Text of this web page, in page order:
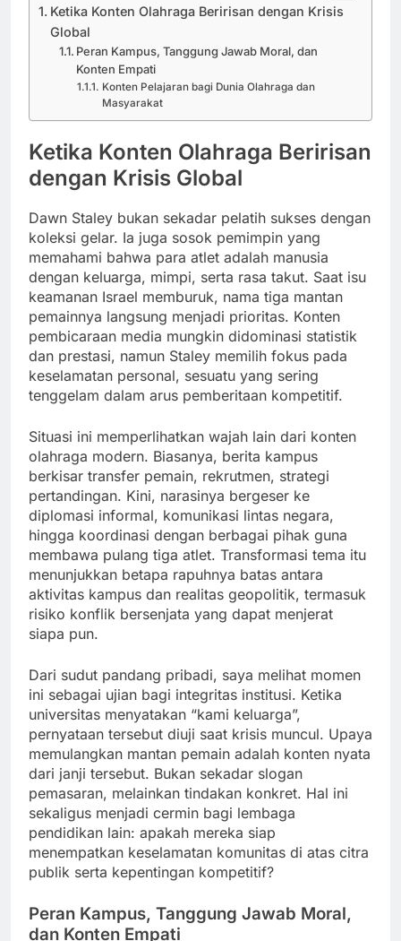
Ketika Konten Olahraga Beririsan dengan Krisis
Global
Peran Kampus, Tanggung Jawab Moral, dan
Konten Empati
Konten Pelajaran bagi Dunia Olahraga dan
Masyarakat
Ketika Konten Olahraga Beririsan
dengan Krisis Global
Dawn Staley bukan sekadar pelatih sukses dengan
koleksi gelar. Ia juga sosok pemimpin yang
memahami bahwa para atlet adalah manusia
dengan keluarga, mimpi, serta rasa takut. Saat isu
keamanan Israel memburuk, nama tiga mantan
pemainnya langsung menjadi prioritas. Konten
pembicaraan media mungkin didominasi statistik
dan prestasi, namun Staley memilih fokus pada
keselamatan personal, sesuatu yang sering
tenggelam dalam arus pemberitaan kompetitif.
Situasi ini memperlihatkan wajah lain dari konten
olahraga modern. Biasanya, berita kampus
berkisar transfer pemain, rekrutmen, strategi
pertandingan. Kini, narasinya bergeser ke
diplomasi informal, komunikasi lintas negara,
hingga koordinasi dengan berbagai pihak guna
membawa pulang tiga atlet. Transformasi tema itu
menunjukkan betapa rapuhnya batas antara
aktivitas kampus dan realitas geopolitik, termasuk
risiko konflik bersenjata yang dapat menjerat
siapa pun.
Dari sudut pandang pribadi, saya melihat momen
ini sebagai ujian bagi integritas institusi. Ketika
universitas menyatakan “kami keluarga”,
pernyataan tersebut diuji saat krisis muncul. Upaya
memulangkan mantan pemain adalah konten nyata
dari janji tersebut. Bukan sekadar slogan
pemasaran, melainkan tindakan konkret. Hal ini
sekaligus menjadi cermin bagi lembaga
pendidikan lain: apakah mereka siap
menempatkan keselamatan komunitas di atas citra
publik serta kepentingan kompetitif?
Peran Kampus, Tanggung Jawab Moral,
dan Konten Empati